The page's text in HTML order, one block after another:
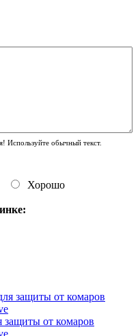
Используйте обычный текст.
Хорошо
защиты от комаров